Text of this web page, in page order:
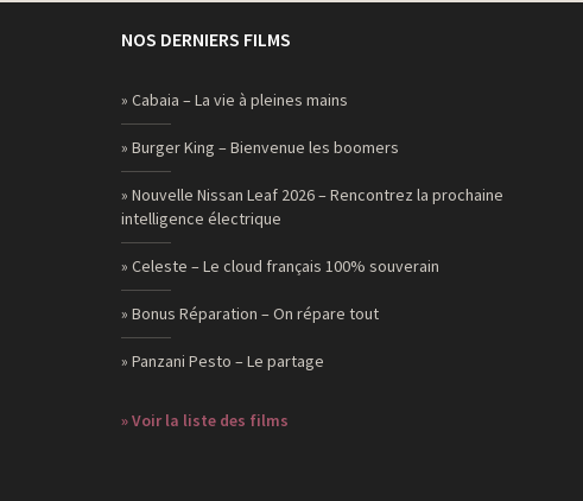
NOS DERNIERS FILMS
» Cabaia – La vie à pleines mains
» Burger King – Bienvenue les boomers
» Nouvelle Nissan Leaf 2026 – Rencontrez la prochaine
intelligence électrique
» Celeste – Le cloud français 100% souverain
» Bonus Réparation – On répare tout
» Panzani Pesto – Le partage
» Voir la liste des films